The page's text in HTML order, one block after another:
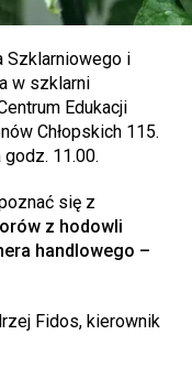
Szklarniowego i
w szklarni
Edukacji
Chłopskich 115.
11.00.
się z
z hodowli
handlowego –
Fidos, kierownik